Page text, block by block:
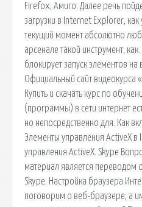
Firefox, Амиго. Далее речь
загрузки в Internet Explorer,
текущий момент абсолютно
арсенале такой инструмент,
блокирует запуск элементов
Официальный сайт видеокурса
Купить и скачать курс по
(программы) в сети интернет
но непосредственно для. Как
Элементы управления ActiveX
управления ActiveX. Skype
материал является переводом
Skype. Настройка браузера
поговорим о веб-браузере, а